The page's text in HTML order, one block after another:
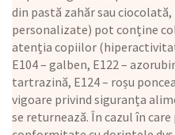
din pastă zahăr sau
personalizate) pot conține
atenția copiilor
E104 – galben, E122 –
tartrazină, E124 – roșu
vigoare privind siguranța
se returnează. În cazul în